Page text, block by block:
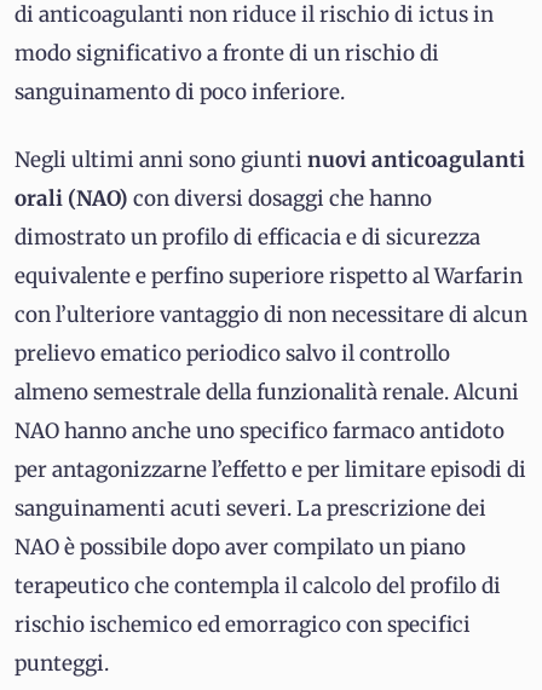
di anticoagulanti non riduce il rischio di ictus in
modo significativo a fronte di un rischio di
sanguinamento di poco inferiore.
Negli ultimi anni sono giunti nuovi anticoagulanti
orali (NAO) con diversi dosaggi che hanno
dimostrato un profilo di efficacia e di sicurezza
equivalente e perfino superiore rispetto al Warfarin
con l’ulteriore vantaggio di non necessitare di alcun
prelievo ematico periodico salvo il controllo
almeno semestrale della funzionalità renale. Alcuni
NAO hanno anche uno specifico farmaco antidoto
per antagonizzarne l’effetto e per limitare episodi di
sanguinamenti acuti severi. La prescrizione dei
NAO è possibile dopo aver compilato un piano
terapeutico che contempla il calcolo del profilo di
rischio ischemico ed emorragico con specifici
punteggi.